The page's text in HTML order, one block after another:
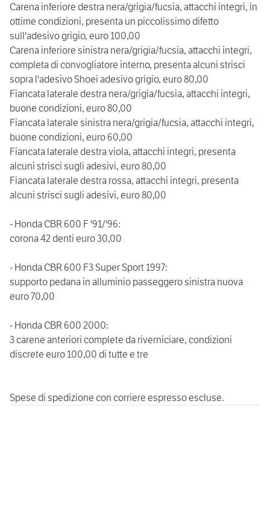
Carena inferiore destra nera/grigia/fucsia, attacchi integri, in
ottime condizioni, presenta un piccolissimo difetto
sull'adesivo grigio, euro 100,00
Carena inferiore sinistra nera/grigia/fucsia, attacchi integri,
completa di convogliatore interno, presenta alcuni strisci
sopra l'adesivo Shoei adesivo grigio, euro 80,00
Fiancata laterale destra nera/grigia/fucsia, attacchi integri,
buone condizioni, euro 80,00
Fiancata laterale sinistra nera/grigia/fucsia, attacchi integri,
buone condizioni, euro 60,00
Fiancata laterale destra viola, attacchi integri, presenta
alcuni strisci sugli adesivi, euro 80,00
Fiancata laterale destra rossa, attacchi integri, presenta
alcuni strisci sugli adesivi, euro 80,00
- Honda CBR 600 F '91/'96:
corona 42 denti euro 30,00
- Honda CBR 600 F3 Super Sport 1997:
supporto pedana in alluminio passeggero sinistra nuova
euro 70,00
- Honda CBR 600 2000:
3 carene anteriori complete da riverniciare, condizioni
discrete euro 100,00 di tutte e tre
Spese di spedizione con corriere espresso escluse.